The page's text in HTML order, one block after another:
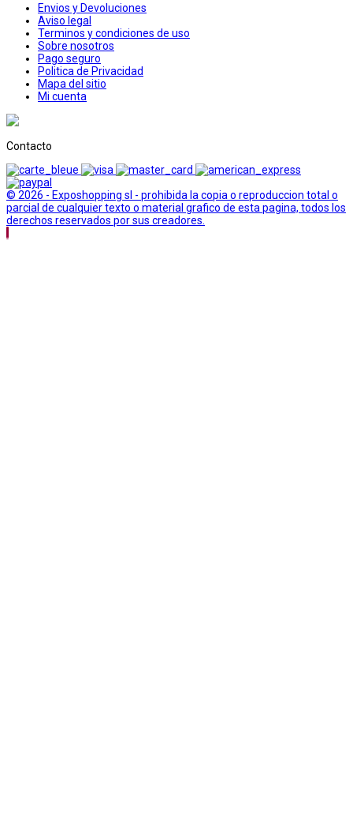
Envios y Devoluciones
Aviso legal
Terminos y condiciones de uso
Sobre nosotros
Pago seguro
Politica de Privacidad
Mapa del sitio
Mi cuenta
Contacto
© 2026 - Exposhopping sl - prohibida la copia o reproduccion total o
parcial de cualquier texto o material grafico de esta pagina, todos los
derechos reservados por sus creadores.